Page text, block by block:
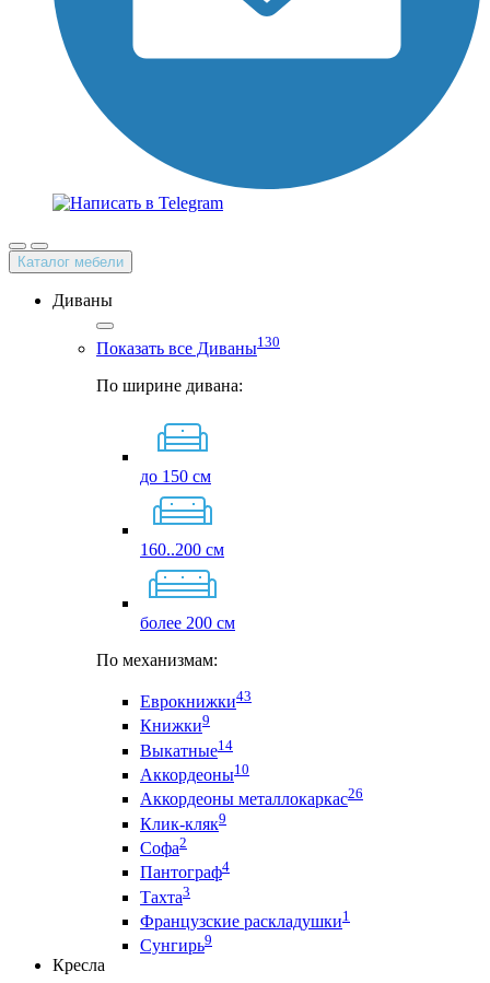
Каталог мебели
Диваны
Показать все Диваны130
По ширине дивана:
до 150 см
160..200 см
более 200 см
По механизмам:
Еврокнижки43
Книжки9
Выкатные14
Аккордеоны10
Аккордеоны металлокаркас26
Клик-кляк9
Софа2
Пантограф4
Тахта3
Французские раскладушки1
Сунгирь9
Кресла